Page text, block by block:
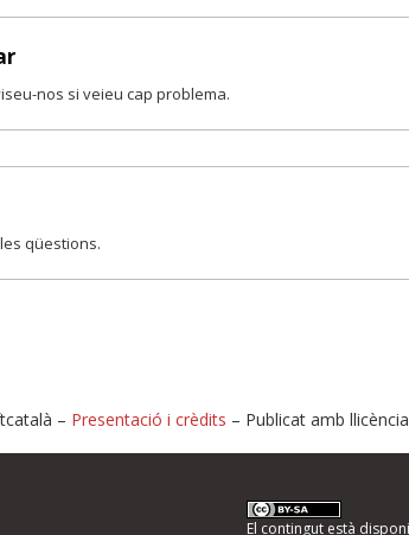
nos si veieu cap problema.
qüestions.
o informeu
– Presentació i crèdits – Publicat amb llicència
El contingut està